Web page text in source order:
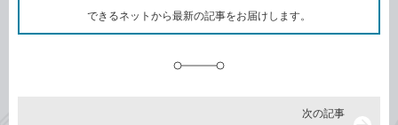
ク
できるネットから最新の記事をお届けします。
次の記事